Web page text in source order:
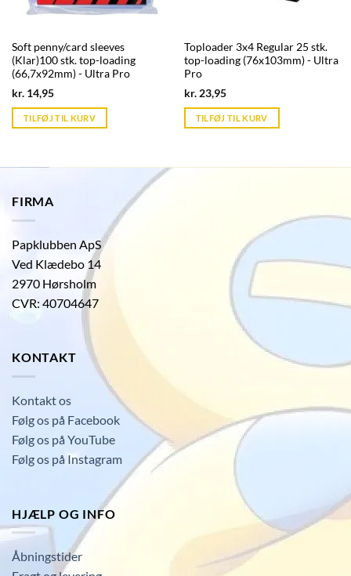
Soft penny/card sleeves
(Klar)100 stk. top-loading
(66,7x92mm) - Ultra Pro
kr. 14,95Current
is:
kr. 39,95.
TILFØJ TIL KURV
Toploader 3x4 Regular 25 stk.
top-loading (76x103mm) - Ultra
Pro
kr.23,95Current
is:
kr. 39,95.
TILFØJ TIL KURV
FIRMA
Papklubben ApS
Ved Klædebo 14
2970 Hørsholm
CVR: 40704647
KONTAKT
Kontakt os
Følg os på Facebook
Følg os på YouTube
Følg os på Instagram
HJÆLP OG INFO
Åbningstider